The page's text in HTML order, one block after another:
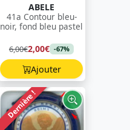
ABELE
41a Contour bleu-
noir, fond bleu pastel
6,00€2,00€ -67%
Ajouter
Dernière !